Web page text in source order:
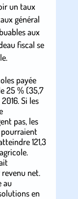
un taux
général
aux
fiscal se
payée
25 % (35,7
Si les
pas, les
121,3
net.
au
en